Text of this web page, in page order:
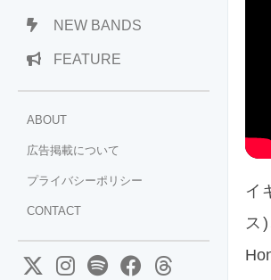
NEW BANDS
FEATURE
ABOUT
広告掲載について
プライバシーポリシー
CONTACT
イ
ス